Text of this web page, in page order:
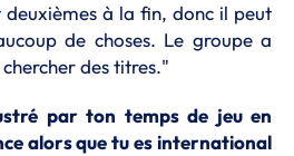
à la fin, donc il peut
de choses. Le groupe a
des titres."
par ton temps de jeu en
alors que tu es international